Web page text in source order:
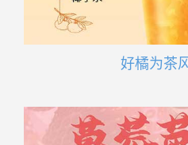
好橘为茶